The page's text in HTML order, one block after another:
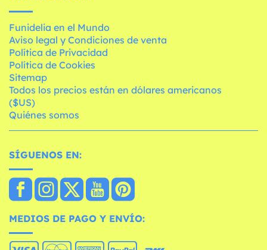
Funidelia en el Mundo
Aviso legal y Condiciones de venta
Política de Privacidad
Política de Cookies
Sitemap
Todos los precios están en dólares americanos
($US)
Quiénes somos
SÍGUENOS EN:
MEDIOS DE PAGO Y ENVÍO: